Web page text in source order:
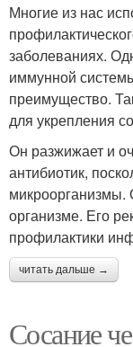
Многие из нас
заболеваниях.
иммунной
преимущество.
для укрепления
Он разжижает и
антибиотик,
организме. Его
профилактики
читать дальше →
Сосание